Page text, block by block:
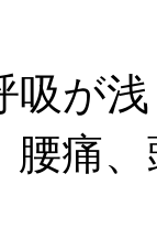
吸が
腰痛